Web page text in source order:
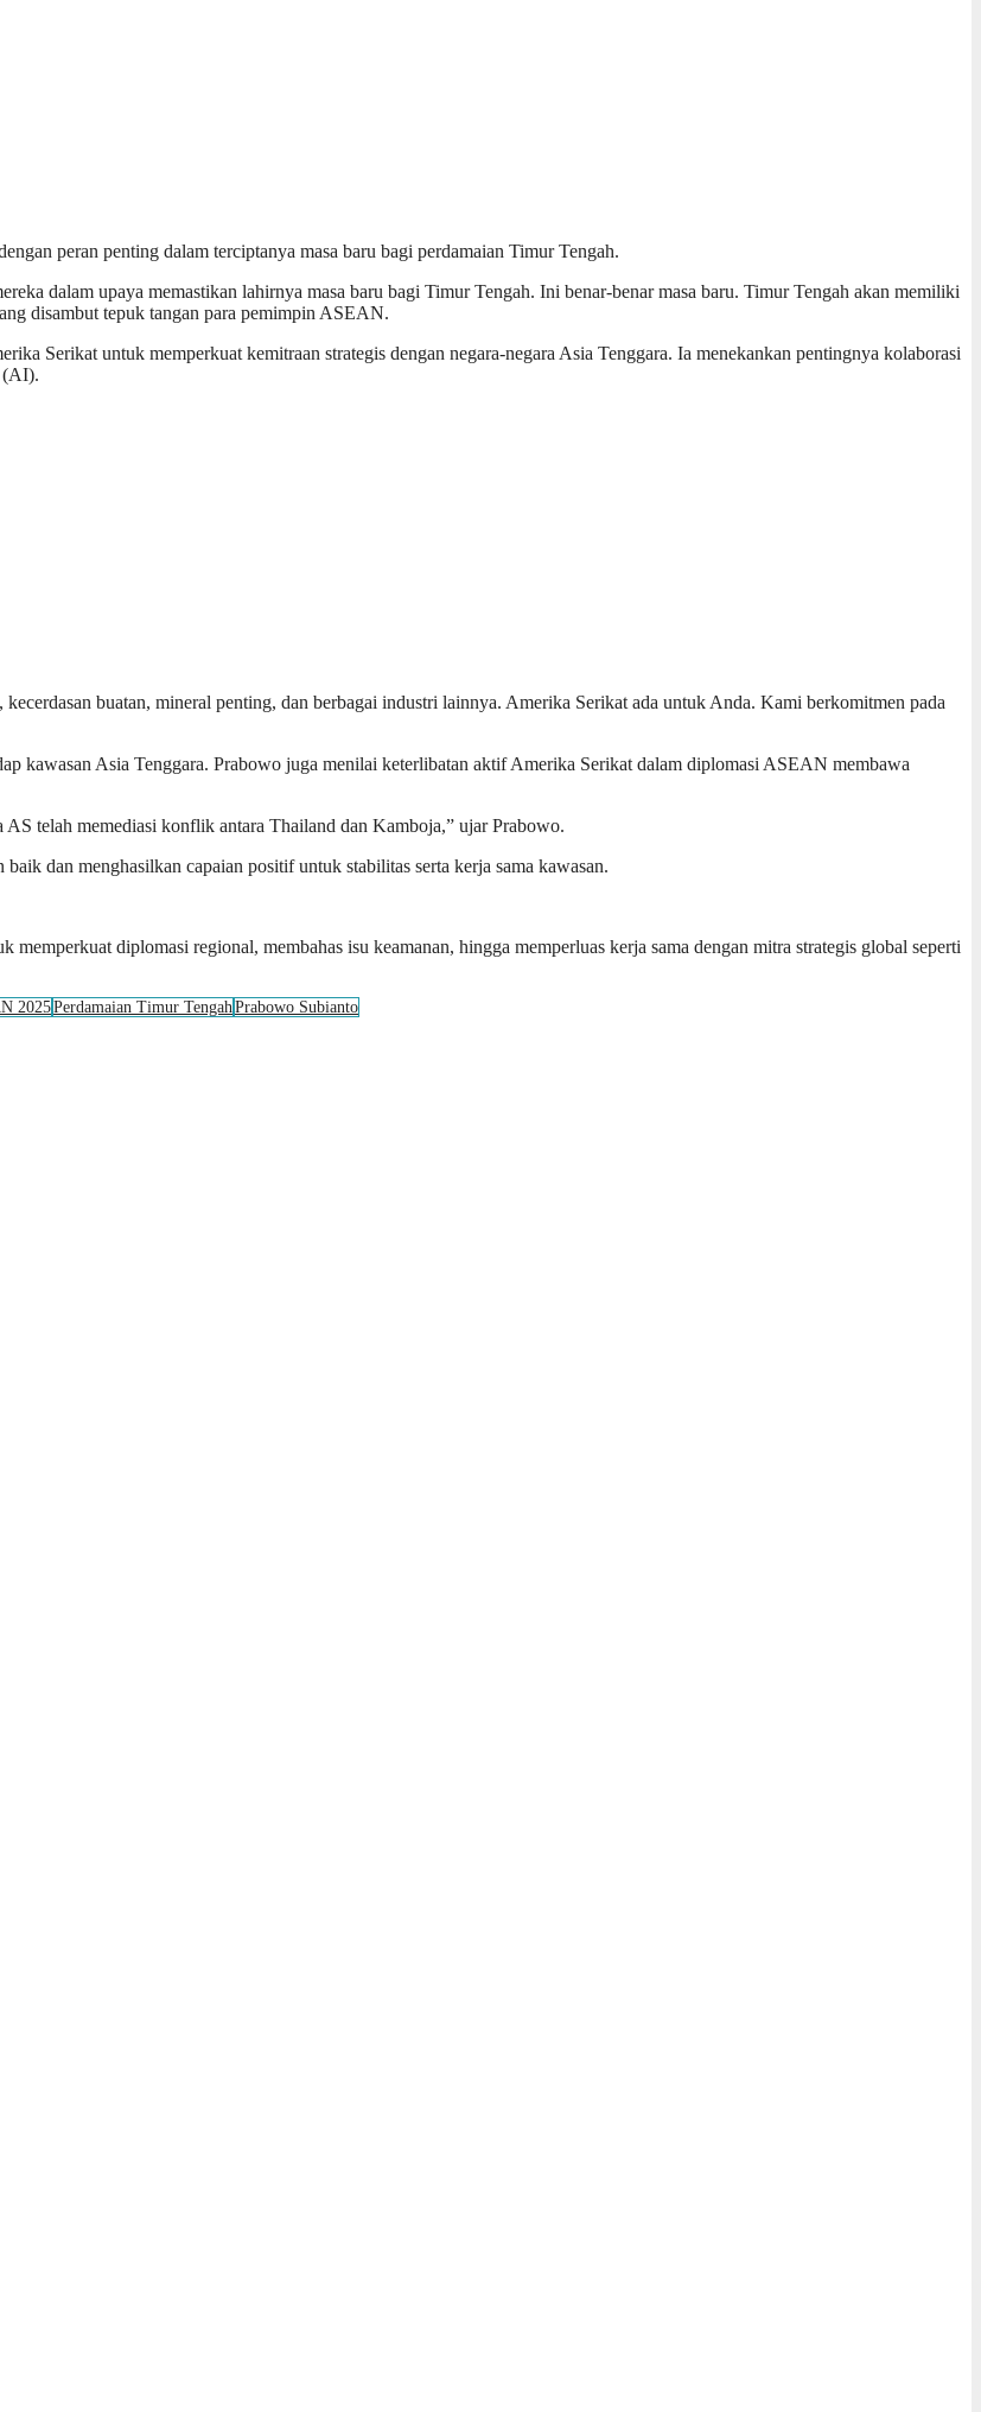
peran penting dalam terciptanya masa baru bagi perdamaian Timur Tengah.
dalam upaya memastikan lahirnya masa baru bagi Timur Tengah. Ini benar-benar masa baru. Timur Tengah akan memiliki
disambut tepuk tangan para pemimpin ASEAN.
Serikat untuk memperkuat kemitraan strategis dengan negara-negara Asia Tenggara. Ia menekankan pentingnya kolaborasi
(AI).
buatan, mineral penting, dan berbagai industri lainnya. Amerika Serikat ada untuk Anda. Kami berkomitmen pada
kawasan Asia Tenggara. Prabowo juga menilai keterlibatan aktif Amerika Serikat dalam diplomasi ASEAN membawa
telah memediasi konflik antara Thailand dan Kamboja,” ujar Prabowo.
dan menghasilkan capaian positif untuk stabilitas serta kerja sama kawasan.
diplomasi regional, membahas isu keamanan, hingga memperluas kerja sama dengan mitra strategis global seperti
2025Perdamaian Timur Tengah Prabowo Subianto